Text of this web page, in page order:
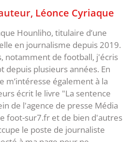
Léonce Cyriaque
Hounliho, titulaire d’une
en journalisme depuis 2019.
notamment de football, j'écris
depuis plusieurs années. En
m’intéresse également à la
écrit le livre "La sentence
de l'agence de presse Média
foot-sur7.fr et de bien d'autres
le poste de journaliste